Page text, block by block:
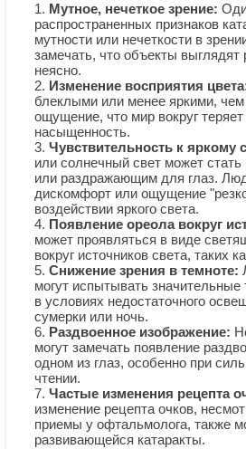
Мутное, нечеткое зрение:
распространенных признаков
мутности или нечеткости в
замечать, что объекты выглядят
неясно.
Изменение восприятия
блеклыми или менее яркими,
ощущение, что мир вокруг теряет
насыщенность.
Чувствительность к яркому
или солнечный свет может
или раздражающим для глаз.
дискомфорт или ощущение
воздействии яркого света.
Появление ореола вокруг
может проявляться в виде
вокруг источников света, таких
Снижение зрения в темноте:
могут испытывать
в условиях недостаточного
сумерки или ночь.
Раздвоенное изображение:
могут замечать появление
одном из глаз, особенно при
чтении.
Частые изменения рецепта
изменение рецепта очков,
приемы у офтальмолога, также
развивающейся катаракты.